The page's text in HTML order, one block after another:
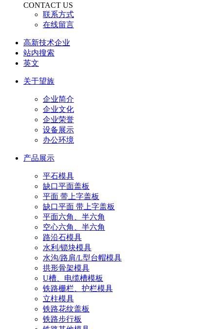
CONTACT US
联系方式
在线留言
高新技术企业
站内搜索
英文
关于望族
企业简介
企业文化
企业荣誉
设备展示
办公环境
产品展示
平石模具
缺口平面盖板
平面 带上字盖板
缺口平面 带上字盖板
平面六角、半六角
空心六角、半六角
路沿石模具
水利/锁块模具
水沟/路肩/L型台帽模具
拱形骨架模具
U槽、电缆槽模板
铁路栅栏、护栏模具
立柱模具
铁路花纹盖板
铁路步行板